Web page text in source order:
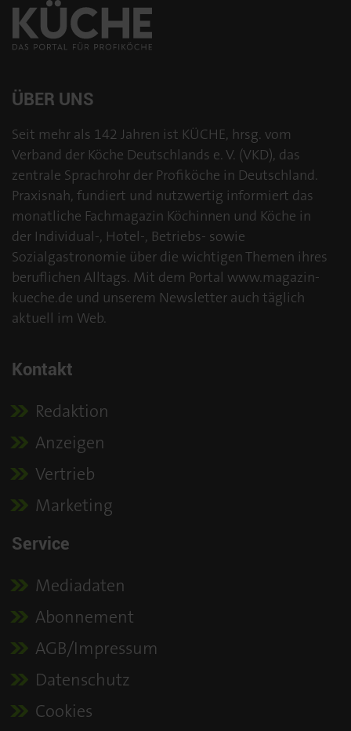
ÜBER UNS
Seit mehr als 142 Jahren ist KÜCHE, hrsg. vom
Verband der Köche Deutschlands e. V. (VKD), das
zentrale Sprachrohr der Profiköche in Deutschland.
Praxisnah, fundiert und nutzwertig informiert das
monatliche Fachmagazin Köchinnen und Köche in
der Individual-, Hotel-, Betriebs- sowie
Sozialgastronomie über die wichtigen Themen ihres
beruflichen Alltags. Mit dem Portal www.magazin-
kueche.de und unserem Newsletter auch täglich
aktuell im Web.
Kontakt
Redaktion
Anzeigen
Vertrieb
Marketing
Service
Mediadaten
Abonnement
AGB/Impressum
Datenschutz
Cookies